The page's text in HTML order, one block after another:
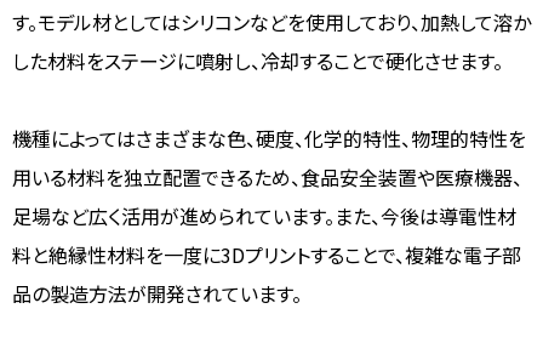
す。モデル材としてはシリコンなどを使用しており、加熱して溶か
した材料をステージに噴射し、冷却することで硬化させます。
機種によってはさまざまな色、硬度、化学的特性、物理的特性を
用いる材料を独立配置できるため、食品安全装置や医療機器、
足場など広く活用が進められています。また、今後は導電性材
料と絶縁性材料を一度に3Dプリントすることで、複雑な電子部
品の製造方法が開発されています。